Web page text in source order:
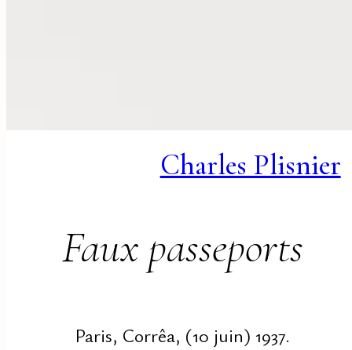
Charles Plisnier
Faux passeports
Paris, Corrêa, (10 juin) 1937.